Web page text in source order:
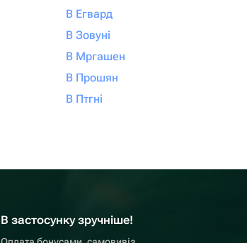
В Егвард
В Зовуні
В Мргашен
В Прошян
В Птгні
В застосунку зручніше!